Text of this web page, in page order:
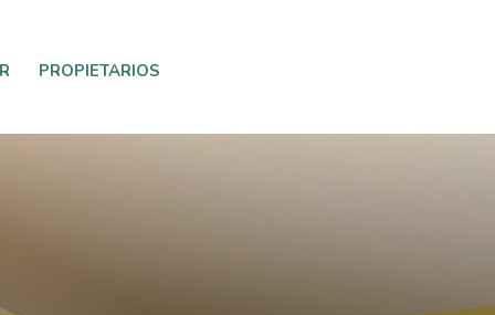
PROPIETARIOS